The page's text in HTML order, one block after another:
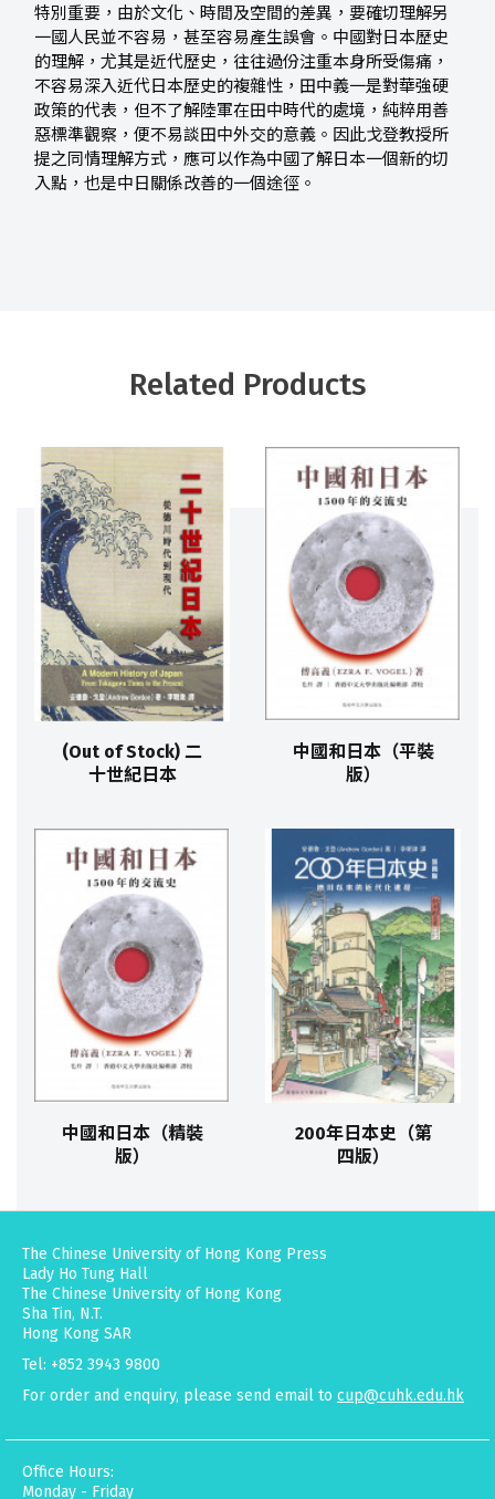
特別重要，由於文化、時間及空間的差異，要確切理解另
一國人民並不容易，甚至容易產生誤會。中國對日本歷史
的理解，尤其是近代歷史，往往過份注重本身所受傷痛，
不容易深入近代日本歷史的複雜性，田中義一是對華強硬
政策的代表，但不了解陸軍在田中時代的處境，純粹用善
惡標準觀察，便不易談田中外交的意義。因此戈登教授所
提之同情理解方式，應可以作為中國了解日本一個新的切
入點，也是中日關係改善的一個途徑。
Related Products
(Out of Stock) 二
十世紀日本
中國和日本（平裝
版）
中國和日本（精裝
版）
200年日本史（第
四版）
The Chinese University of Hong Kong Press
Lady Ho Tung Hall
The Chinese University of Hong Kong
Sha Tin, N.T.
Hong Kong SAR
Tel: +852 3943 9800
For order and enquiry, please send email to cup@cuhk.edu.hk
Office Hours:
Monday - Friday